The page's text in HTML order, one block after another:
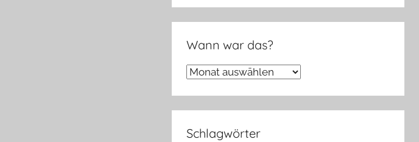
Wann war das?
Wann
Schlagwörter